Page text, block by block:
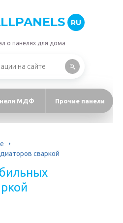
RU
о панелях для дома
МДФ Прочие панели
сваркой